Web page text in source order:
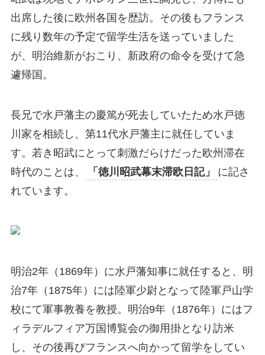
出席した後に欧州各国を歴訪。その後もフランス
に残り数年の予定で留学生活を送っていました
が、明治維新がおこり、新政府の命令を受けて急
遽帰国。
長兄で水戸藩主の慶篤が死去していたため水戸徳
川家を相続し、第11代水戸藩主に就任していま
す。若き昭武にとって刺激だらけだった欧州滞在
時代のことは、
「徳川昭武幕末滞欧日記」
に記さ
れています。
明治2年（1869年）に水戸藩知事に就任すると、明
治7年（1875年）には陸軍少尉となって陸軍戸山学
校にて軍事教養を教授。明治9年（1876年）にはフ
ィラデルフィア万国博覧会の御用掛となり訪米
し、その後再びフランスへ向かって留学をしてい